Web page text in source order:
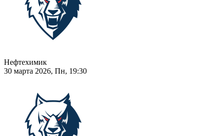
Нефтехимик
30 марта 2026, Пн, 19:30